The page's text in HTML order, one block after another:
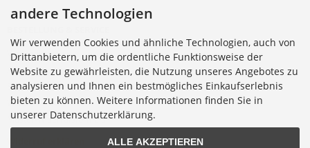
Versandkosten
Alternative Bestellwege
Sicher Einkaufen
Widerrufsrecht
Muster-Widerrufsformular
andere Technologien
Wir verwenden Cookies und ähnliche Technologien, auch von
Drittanbietern, um die ordentliche Funktionsweise der
Website zu gewährleisten, die Nutzung unseres Angebotes zu
analysieren und Ihnen ein bestmögliches Einkaufserlebnis
bieten zu können. Weitere Informationen finden Sie in
unserer Datenschutzerklärung.
ALLE AKZEPTIEREN